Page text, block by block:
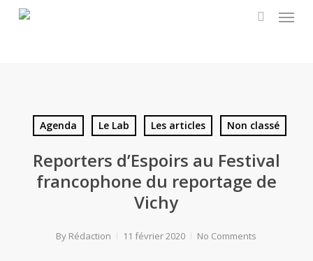
Menu
Agenda Le Lab Les articles Non classé
Reporters d’Espoirs au Festival
francophone du reportage de
Vichy
By Rédaction 11 février 2020 No Comments